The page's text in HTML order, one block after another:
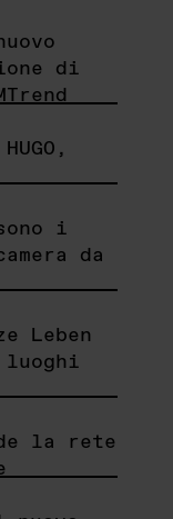
di
sono i
da
Leben
la rete